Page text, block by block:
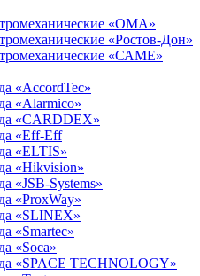
«ОМА»
«Ростов-Дон»
«САМЕ»
«AccordTec»
«Alarmico»
«CARDDEX»
«Eff-Eff
«ELTIS»
«Hikvision»
«JSB-Systems»
«ProxWay»
«SLINEX»
«Smartec»
«Soca»
«SPACE TECHNOLOGY»